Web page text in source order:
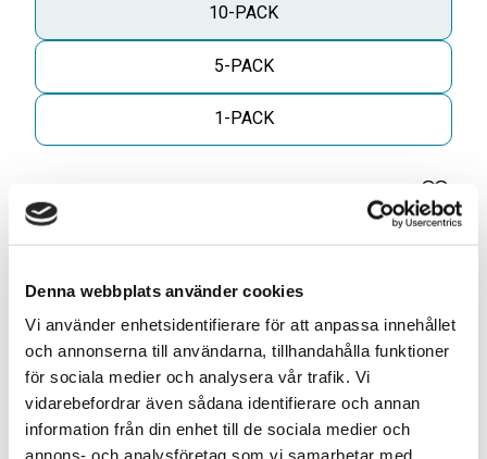
Denna webbplats använder cookies
Vi använder enhetsidentifierare för att anpassa innehållet
och annonserna till användarna, tillhandahålla funktioner
för sociala medier och analysera vår trafik. Vi
vidarebefordrar även sådana identifierare och annan
information från din enhet till de sociala medier och
annons- och analysföretag som vi samarbetar med.
10-PACK
5-PACK
1-PACK
Antal
+
-
KÖP
Lägg
ELLER
Skapa din egen 10-pack blandning* för